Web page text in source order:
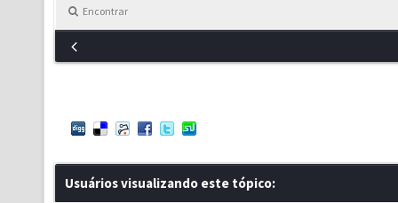
Encontrar
Usuários visualizando este tópico: